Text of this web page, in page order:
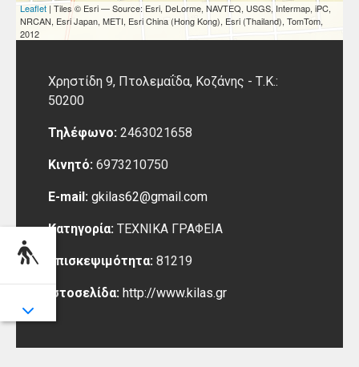
Χρηστίδη 9, Πτολεμαΐδα, Κοζάνης - Τ.Κ.:
50200
Τηλέφωνο: 2463021658
Κινητό: 6973210750
E-mail: gkilas62@gmail.com
Κατηγορία: ΤΕΧΝΙΚΑ ΓΡΑΦΕΙΑ
Επισκεψιμότητα: 81219
Ιστοσελίδα: http://www.kilas.gr
Leaflet | Tiles © Esri — Source: Esri, DeLorme, NAVTEQ, USGS, Intermap, iPC,
NRCAN, Esri Japan, METI, Esri China (Hong Kong), Esri (Thailand), TomTom,
2012